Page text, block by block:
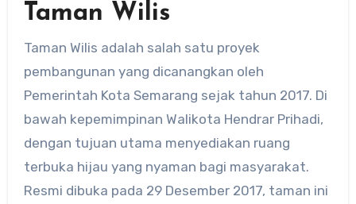
Taman Wilis
Taman Wilis adalah salah satu proyek
pembangunan yang dicanangkan oleh
Pemerintah Kota Semarang sejak tahun 2017. Di
bawah kepemimpinan Walikota Hendrar Prihadi,
dengan tujuan utama menyediakan ruang
terbuka hijau yang nyaman bagi masyarakat.
Resmi dibuka pada 29 Desember 2017, taman ini